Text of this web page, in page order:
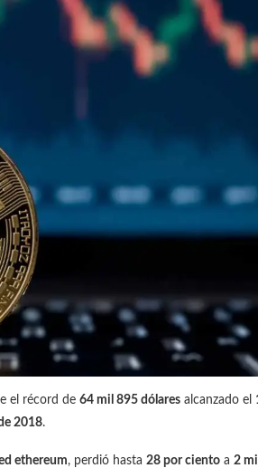
el récord de 64 mil 895 dólares alcanzado el
2018.
ethereum, perdió hasta 28 por ciento a 2